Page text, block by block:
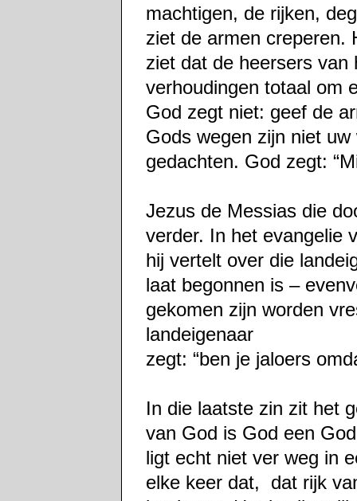
machtigen, de rijken,
ziet de armen creperen.
ziet dat de heersers van
verhoudingen totaal om
God zegt niet: geef de
Gods wegen zijn niet
gedachten. God zegt:
Jezus de Messias die
verder. In het evangelie
hij vertelt over die
laat begonnen is –
gekomen zijn worden
landeigenaar
zegt: “ben je jaloers
In die laatste zin zit het
van God is God een
ligt echt niet ver weg in
elke keer dat, dat rijk